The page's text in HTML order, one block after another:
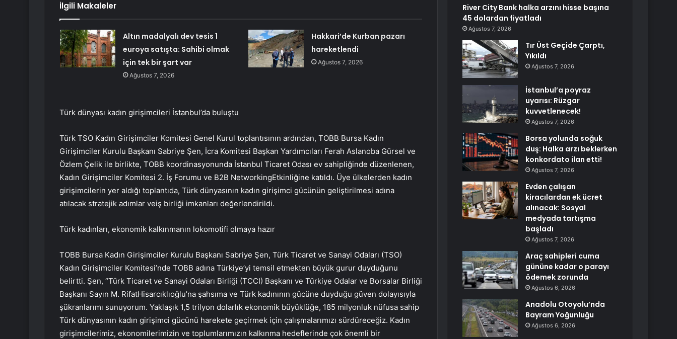
İlgili Makaleler
Altın madalyalı dev tesis 1
euroya satışta: Sahibi olmak
için tek bir şart var
Ağustos 7, 2026
Hakkari’de Kurban pazarı
hareketlendi
Ağustos 7, 2026
Türk dünyası kadın girişimcileri İstanbul’da buluştu
Türk TSO Kadın Girişimciler Komitesi Genel Kurul toplantısının ardından, TOBB Bursa Kadın
Girişimciler Kurulu Başkanı Sabriye Şen, İcra Komitesi Başkan Yardımcıları Ferah Aslanoba Gürsel ve
Özlem Çelik ile birlikte, TOBB koordinasyonunda İstanbul Ticaret Odası ev sahipliğinde düzenlenen,
Kadın Girişimciler Komitesi 2. İş Forumu ve B2B NetworkingEtkinliğine katıldı. Üye ülkelerden kadın
girişimcilerin yer aldığı toplantıda, Türk dünyasının kadın girişimci gücünün geliştirilmesi adına
atılacak stratejik adımlar veiş birliği imkanları değerlendirildi.
Türk kadınları, ekonomik kalkınmanın lokomotifi olmaya hazır
TOBB Bursa Kadın Girişimciler Kurulu Başkanı Sabriye Şen, Türk Ticaret ve Sanayi Odaları (TSO)
Kadın Girişimciler Komitesi’nde TOBB adına Türkiye’yi temsil etmekten büyük gurur duyduğunu
belirtti. Şen, “Türk Ticaret ve Sanayi Odaları Birliği (TCCI) Başkanı ve Türkiye Odalar ve Borsalar Birliği
Başkanı Sayın M. RifatHisarcıklıoğlu’na şahsıma ve Türk kadınının gücüne duyduğu güven dolayısıyla
şükranlarımı sunuyorum. Yaklaşık 1,5 trilyon dolarlık ekonomik büyüklüğe, 185 milyonluk nüfusa sahip
Türk dünyasının kadın girişimci gücünü harekete geçirmek için çalışmalarımızı sürdüreceğiz. Kadın
girişimcilerimiz, ekonomilerimizin ve toplumlarımızın kalkınma hedeflerinde çok önemli bir
River City Bank halka arzını hisse başına
45 dolardan fiyatladı
Ağustos 7, 2026
Tır Üst Geçide Çarptı,
Yıkıldı
Ağustos 7, 2026
İstanbul’a poyraz
uyarısı: Rüzgar
kuvvetlenecek!
Ağustos 7, 2026
Borsa yolunda soğuk
duş: Halka arzı beklerken
konkordato ilan etti!
Ağustos 7, 2026
Evden çalışan
kiracılardan ek ücret
alınacak: Sosyal
medyada tartışma
başladı
Ağustos 7, 2026
Araç sahipleri cuma
gününe kadar o parayı
ödemek zorunda
Ağustos 6, 2026
Anadolu Otoyolu’nda
Bayram Yoğunluğu
Ağustos 6, 2026